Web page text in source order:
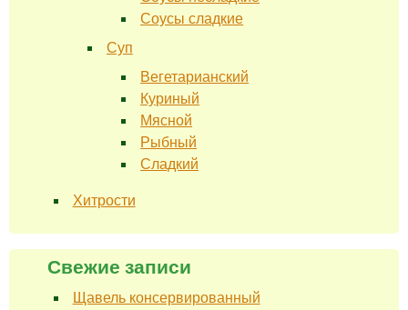
Соусы сладкие
Суп
Вегетарианский
Куриный
Мясной
Рыбный
Сладкий
Хитрости
Свежие записи
Щавель консервированный